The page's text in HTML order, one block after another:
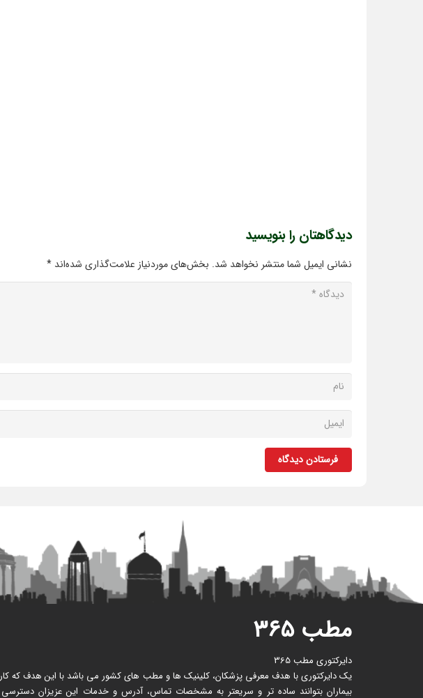
دیدگاهتان را بنویسید
نشانی ایمیل شما منتشر نخواهد شد. بخش‌های موردنیاز علامت‌گذاری شده‌اند *
فرستادن دیدگاه
مطب ۳۶۵
دایرکتوری مطب 365
یک دایرکتوری با هدف معرفی پزشکان، کلینیک ها و مطب های کشور می باشد با این هدف که
بیماران بتوانند ساده تر و سریعتر به مشخصات تماس، آدرس و خدمات این عزیزان دسترسی